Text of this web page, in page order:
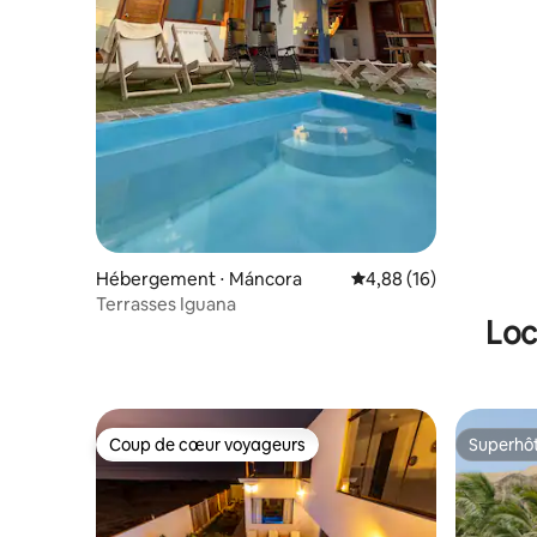
Hébergement ⋅ Máncora Évaluation moyenne
4,88 (16)
Terrasses Iguana
Coup de cœur voyageurs
Coup de cœur voyageurs